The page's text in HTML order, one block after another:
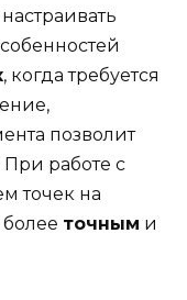
, когда требуется
позволит
При работе с
точек на
точным и